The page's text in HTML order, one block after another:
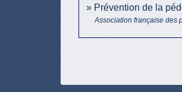
Prévention de la
Association française des